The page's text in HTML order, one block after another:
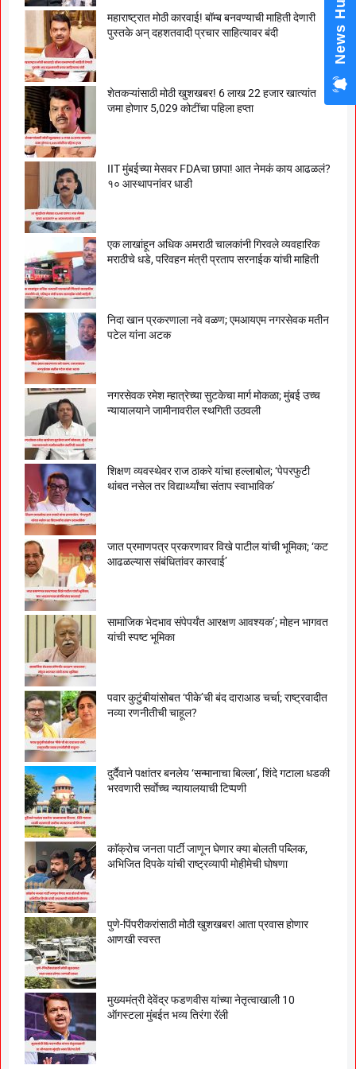
महाराष्ट्रात मोठी कारवाई! बॉम्ब बनवण्याची माहिती देणारी
पुस्तके अन् दहशतवादी प्रचार साहित्यावर बंदी
शेतकऱ्यांसाठी मोठी खुशखबर! 6 लाख 22 हजार खात्यांत
जमा होणार 5,029 कोटींचा पहिला हप्ता
IIT मुंबईच्या मेसवर FDAचा छापा! आत नेमकं काय आढळलं?
१० आस्थापनांवर धाडी
एक लाखांहून अधिक अमराठी चालकांनी गिरवले व्यवहारिक
मराठीचे धडे, परिवहन मंत्री प्रताप सरनाईक यांची माहिती
निदा खान प्रकरणाला नवे वळण; एमआयएम नगरसेवक मतीन
पटेल यांना अटक
नगरसेवक रमेश म्हात्रेच्या सुटकेचा मार्ग मोकळा; मुंबई उच्च
न्यायालयाने जामीनावरील स्थगिती उठवली
शिक्षण व्यवस्थेवर राज ठाकरे यांचा हल्लाबोल; ‘पेपरफुटी
थांबत नसेल तर विद्यार्थ्यांचा संताप स्वाभाविक’
जात प्रमाणपत्र प्रकरणावर विखे पाटील यांची भूमिका; ‘कट
आढळल्यास संबंधितांवर कारवाई’
सामाजिक भेदभाव संपेपर्यंत आरक्षण आवश्यक’; मोहन भागवत
यांची स्पष्ट भूमिका
पवार कुटुंबीयांसोबत ‘पीके’ची बंद दाराआड चर्चा; राष्ट्रवादीत
नव्या रणनीतीची चाहूल?
दुर्दैवाने पक्षांतर बनलेय ‘सन्मानाचा बिल्ला’, शिंदे गटाला धडकी
भरवणारी सर्वाेच्च न्यायालयाची टिप्पणी
काॅक्राेच जनता पार्टी जाणून घेणार क्या बाेलती पब्लिक,
अभिजित दिपके यांची राष्ट्रव्यापी माेहीमेची घाेषणा
पुणे-पिंपरीकरांसाठी मोठी खुशखबर! आता प्रवास होणार
आणखी स्वस्त
मुख्यमंत्री देवेंद्र फडणवीस यांच्या नेतृत्वाखाली 10
ऑगस्टला मुंबईत भव्य तिरंगा रॅली
News Hub